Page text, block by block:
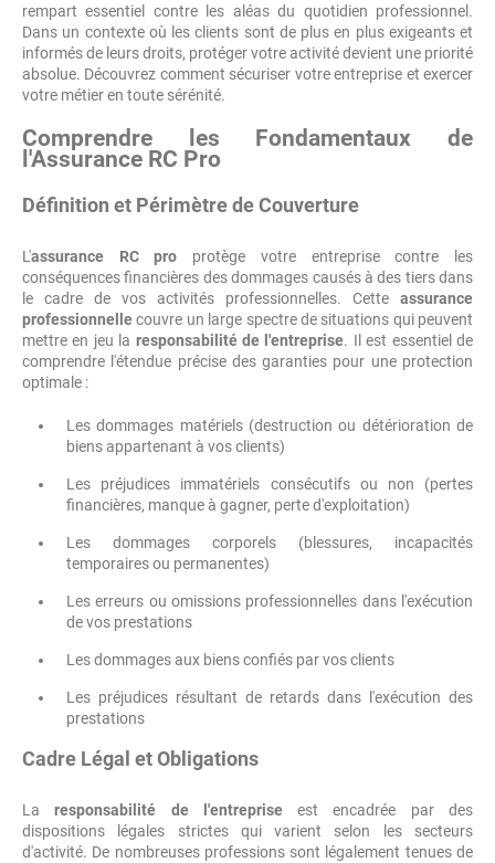
rempart essentiel contre les aléas du quotidien professionnel.
Dans un contexte où les clients sont de plus en plus exigeants et
informés de leurs droits, protéger votre activité devient une priorité
absolue. Découvrez comment sécuriser votre entreprise et exercer
votre métier en toute sérénité.
Comprendre les Fondamentaux de
l'Assurance RC Pro
Définition et Périmètre de Couverture
L'assurance RC pro protège votre entreprise contre les
conséquences financières des dommages causés à des tiers dans
le cadre de vos activités professionnelles. Cette assurance
professionnellecouvre un large spectre de situations qui peuvent
mettre en jeu la responsabilité de l'entreprise. Il est essentiel de
comprendre l'étendue précise des garanties pour une protection
optimale :
Les dommages matériels (destruction ou détérioration de
biens appartenant à vos clients)
Les préjudices immatériels consécutifs ou non (pertes
financières, manque à gagner, perte d'exploitation)
Les dommages corporels (blessures, incapacités
temporaires ou permanentes)
Les erreurs ou omissions professionnelles dans l'exécution
de vos prestations
Les dommages aux biens confiés par vos clients
Les préjudices résultant de retards dans l'exécution des
prestations
Cadre Légal et Obligations
Laresponsabilité de l'entrepriseest encadrée par des
dispositions légales strictes qui varient selon les secteurs
d'activité. De nombreuses professions sont légalement tenues de